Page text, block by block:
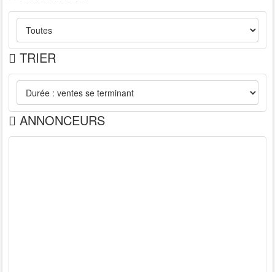
TRIER
ANNONCEURS